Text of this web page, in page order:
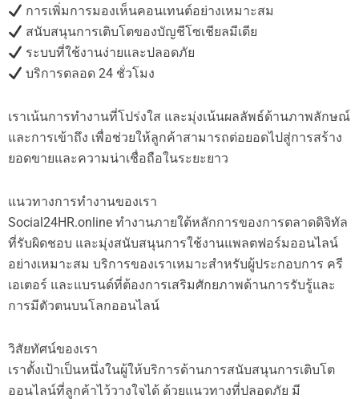
การเพิ่มการมองเห็นคอนเทนต์อย่างเหมาะสม
สนับสนุนการเติบโตของบัญชีโซเชียลมีเดีย
ระบบที่ใช้งานง่ายและปลอดภัย
บริการตลอด 24 ชั่วโมง
เราเน้นการทำงานที่โปร่งใส และมุ่งเน้นผลลัพธ์ด้านภาพลักษณ์
และการเข้าถึง เพื่อช่วยให้ลูกค้าสามารถต่อยอดไปสู่การสร้าง
ยอดขายและความน่าเชื่อถือในระยะยาว
แนวทางการทำงานของเรา
Social24HR.online ทำงานภายใต้หลักการของการตลาดดิจิทัล
ที่รับผิดชอบ และมุ่งสนับสนุนการใช้งานแพลตฟอร์มออนไลน์
อย่างเหมาะสม บริการของเราเหมาะสำหรับผู้ประกอบการ ครี
เอเตอร์ และแบรนด์ที่ต้องการเสริมศักยภาพด้านการรับรู้และ
การมีตัวตนบนโลกออนไลน์
วิสัยทัศน์ของเรา
เราตั้งเป้าเป็นหนึ่งในผู้ให้บริการด้านการสนับสนุนการเติบโต
ออนไลน์ที่ลูกค้าไว้วางใจได้ ด้วยแนวทางที่ปลอดภัย มี